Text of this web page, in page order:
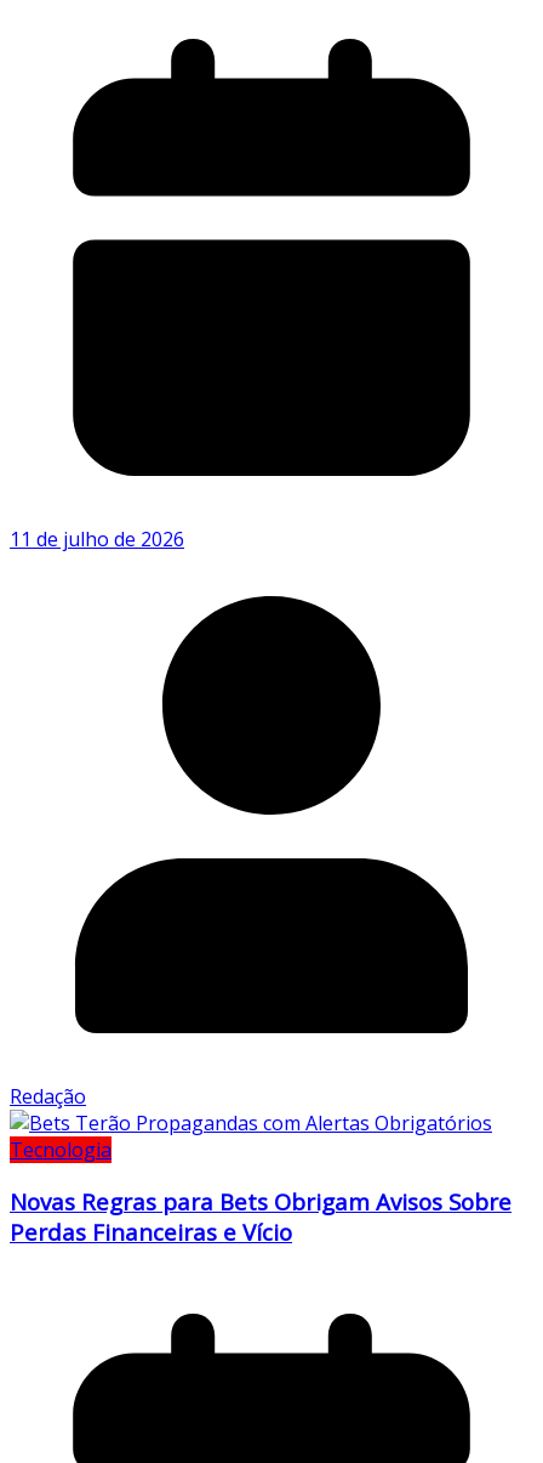
11 de julho de 2026
Redação
Tecnologia
Novas Regras para Bets Obrigam Avisos Sobre
Perdas Financeiras e Vício